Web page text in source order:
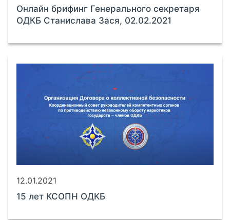
Онлайн брифинг Генерального секретаря
ОДКБ Станислава Зася, 02.02.2021
12.01.2021
15 лет КСОПН ОДКБ